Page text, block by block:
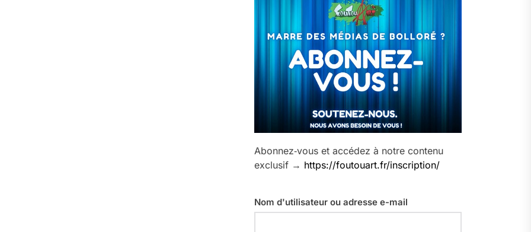
Abonnez‑vous et accédez à notre contenu
exclusif → https://foutouart.fr/inscription/
Nom d'utilisateur ou adresse e-mail